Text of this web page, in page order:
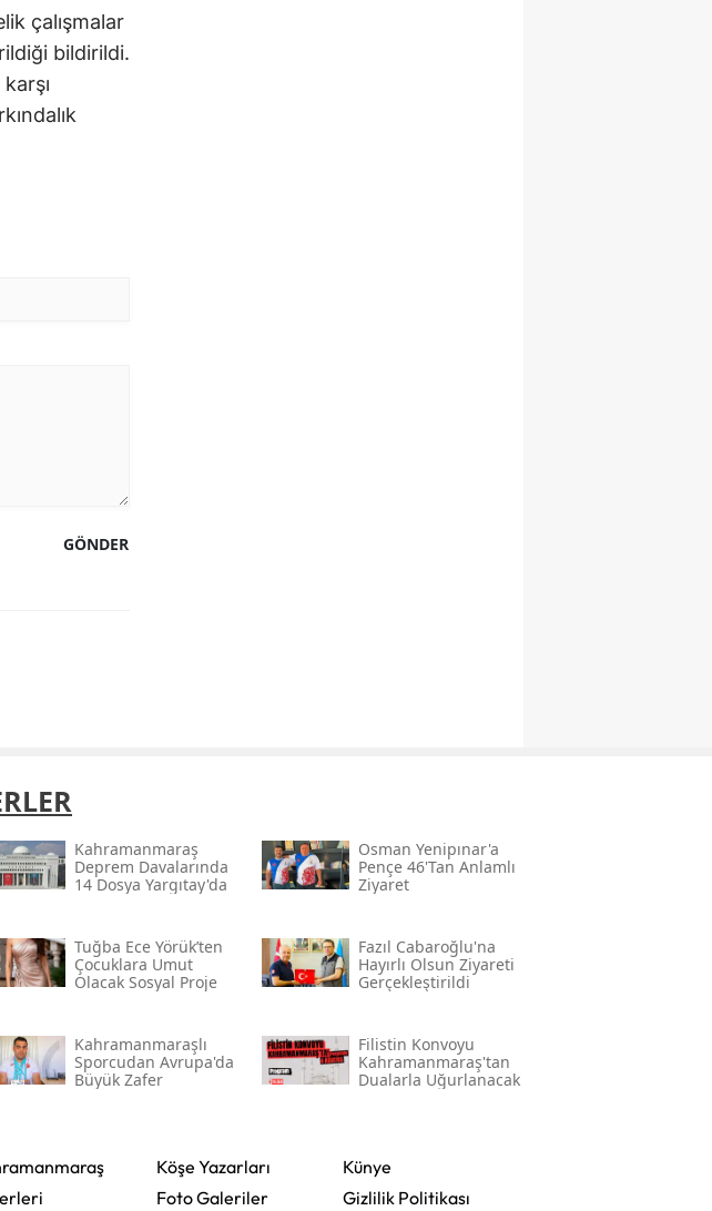
çalışmalar
bildirildi.
GÖNDER
Kahramanmaraş
Deprem Davalarında
14 Dosya Yargıtay'da
Osman Yenipınar'a
Pençe 46'tan Anlamlı
Ziyaret
Tuğba Ece Yörük’ten
Çocuklara Umut
Olacak Sosyal Proje
Fazıl Cabaroğlu'na
Hayırlı Olsun Ziyareti
Gerçekleştirildi
Kahramanmaraşlı
Sporcudan Avrupa'da
Büyük Zafer
Filistin Konvoyu
Kahramanmaraş'tan
Dualarla Uğurlanacak
Köşe Yazarları
Foto Galeriler
Künye
Gizlilik Politikası